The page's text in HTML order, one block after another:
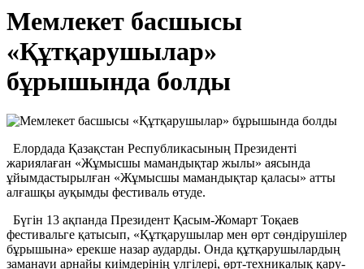
Мемлекет басшысы
«Құтқарушылар»
бұрышында болды
Елордада Қазақстан Республикасының Президенті
жариялаған «Жұмысшы мамандықтар жылы» аясында
ұйымдастырылған «Жұмысшы мамандықтар қаласы» атты
алғашқы ауқымды фестиваль өтуде.
Бүгін 13 ақпанда Президент Қасым-Жомарт Тоқаев
фестивальге қатысып, «Құтқарушылар мен өрт сөндірушілер
бұрышына» ерекше назар аударды. Онда құтқарушылардың
заманауи арнайы киімдерінің үлгілері, өрт-техникалық қару-